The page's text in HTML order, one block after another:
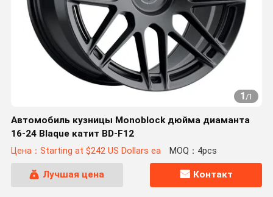
1/1
Автомобиль кузницы Monoblock дюйма диаманта
16-24 Blaque катит BD-F12
Цена：Starting at $242 US Dollars ea MOQ：4pcs
Лучшая цена Контакт